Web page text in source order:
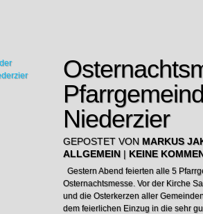
Niederzier
GEPOSTET VON MARKUS
ALLGEMEIN | KEINE
Gestern Abend feierten alle 5
Osternachtsmesse. Vor der Kirche
und die Osterkerzen aller
dem feierlichen Einzug in die sehr